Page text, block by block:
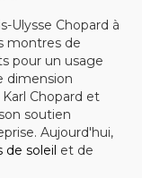
Ulysse Chopard à
montres de
pour un usage
dimension
Chopard et
soutien
Aujourd'hui,
de soleil et de